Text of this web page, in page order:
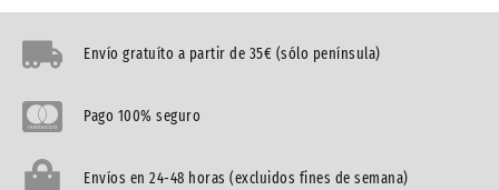
Envío gratuíto a partir de 35€ (sólo península)
Pago 100% seguro
Envíos en 24-48 horas (excluidos fines de semana)